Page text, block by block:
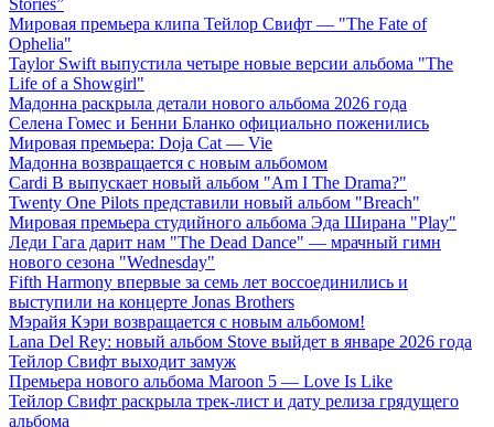
Stories”
Мировая премьера клипа Тейлор Свифт — "The Fate of
Ophelia"
Taylor Swift выпустила четыре новые версии альбома "The
Life of a Showgirl"
Мадонна раскрыла детали нового альбома 2026 года
Селена Гомес и Бенни Бланко официально поженились
Мировая премьера: Doja Cat — Vie
Мадонна возвращается с новым альбомом
Cardi B выпускает новый альбом "Am I The Drama?"
Twenty One Pilots представили новый альбом "Breach"
Мировая премьера студийного альбома Эда Ширана "Play"
Леди Гага дарит нам "The Dead Dance" — мрачный гимн
нового сезона "Wednesday"
Fifth Harmony впервые за семь лет воссоединились и
выступили на концерте Jonas Brothers
Мэрайя Кэри возвращается с новым альбомом!
Lana Del Rey: новый альбом Stove выйдет в январе 2026 года
Тейлор Свифт выходит замуж
Премьера нового альбома Maroon 5 — Love Is Like
Тейлор Свифт раскрыла трек-лист и дату релиза грядущего
альбома